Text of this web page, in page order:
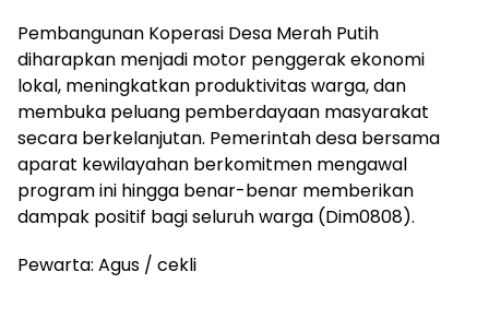
Pembangunan Koperasi Desa Merah Putih
diharapkan menjadi motor penggerak ekonomi
lokal, meningkatkan produktivitas warga, dan
membuka peluang pemberdayaan masyarakat
secara berkelanjutan. Pemerintah desa bersama
aparat kewilayahan berkomitmen mengawal
program ini hingga benar-benar memberikan
dampak positif bagi seluruh warga (Dim0808).
Pewarta: Agus / cekli